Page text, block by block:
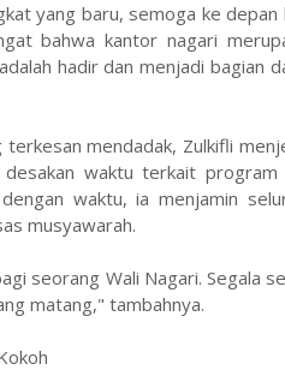
yang baru, semoga ke
bahwa kantor nagari
hadir dan menjadi bagian
mendadak, Zulkifli
waktu terkait
waktu, ia menjamin
musyawarah.
seorang Wali Nagari. Segala
matang," tambahnya.